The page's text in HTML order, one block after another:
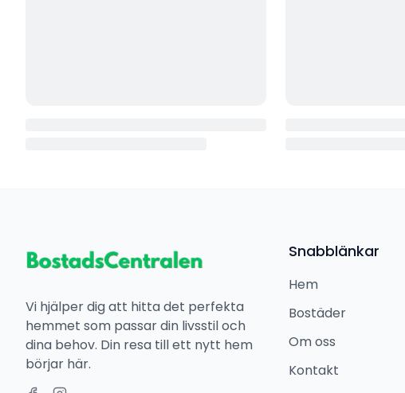
Vi hjälper dig att hitta det perfekta
hemmet som passar din livsstil och
dina behov. Din resa till ett nytt hem
börjar här.
Snabblänkar
Hem
Bostäder
Om oss
Kontakt